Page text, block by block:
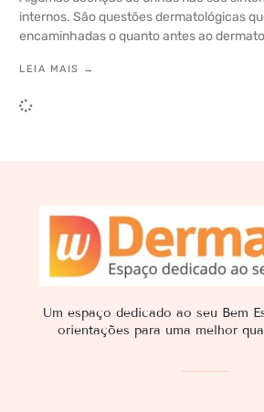
internos. São questões dermatológicas
encaminhadas o quanto antes ao
LEIA MAIS →
Um espaço dedicado ao seu Bem
orientações para uma melhor